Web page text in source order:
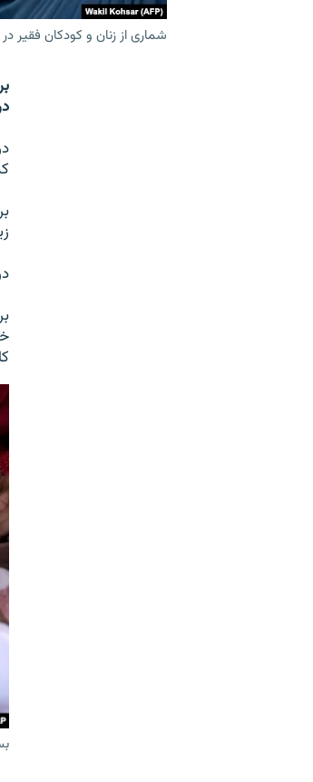
شماری از زنان و کودکان فقیر
در